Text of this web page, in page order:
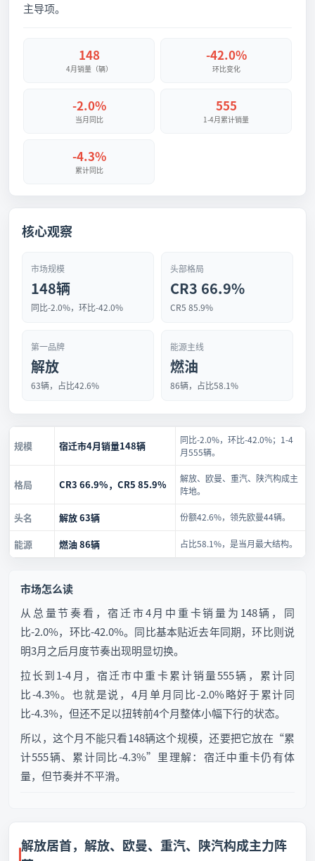
主导项。
148
4月销量（辆）
-42.0%
环比变化
-2.0%
当月同比
555
1-4月累计销量
-4.3%
累计同比
核心观察
市场规模
148辆
同比-2.0%，环比-42.0%
头部格局
CR3 66.9%
CR5 85.9%
第一品牌
解放
63辆，占比42.6%
能源主线
燃油
86辆，占比58.1%
规模 宿迁市4月销量148辆
同比-2.0%，环比-42.0%；1-4
月555辆。
格局 CR3 66.9%，CR5 85.9%
解放、欧曼、重汽、陕汽构成主
阵地。
头名 解放 63辆 份额42.6%，领先欧曼44辆。
能源 燃油 86辆 占比58.1%，是当月最大结构。
市场怎么读
从总量节奏看，宿迁市4月中重卡销量为148辆，同
比-2.0%，环比-42.0%。同比基本贴近去年同期，环比则说
明3月之后月度节奏出现明显切换。
拉长到1-4月，宿迁市中重卡累计销量555辆，累计同
比-4.3%。也就是说，4月单月同比-2.0%略好于累计同
比-4.3%，但还不足以扭转前4个月整体小幅下行的状态。
所以，这个月不能只看148辆这个规模，还要把它放在“累
计555辆、累计同比-4.3%”里理解：宿迁中重卡仍有体
量，但节奏并不平滑。
解放居首，解放、欧曼、重汽、陕汽构成主力阵